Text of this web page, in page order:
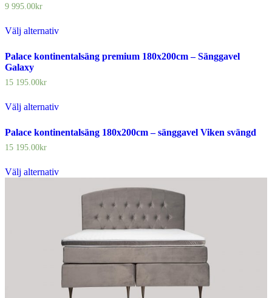
9 995.00kr
Välj alternativ
Palace kontinentalsäng premium 180x200cm – Sänggavel
Galaxy
15 195.00kr
Välj alternativ
Palace kontinentalsäng 180x200cm – sänggavel Viken svängd
15 195.00kr
Välj alternativ